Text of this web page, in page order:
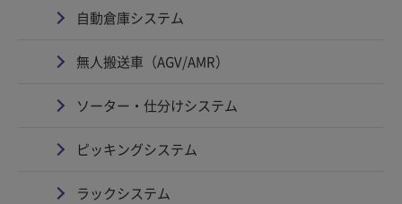
自動倉庫システム
無人搬送車（AGV/AMR）
ソーター・仕分けシステム
ピッキングシステム
ラックシステム